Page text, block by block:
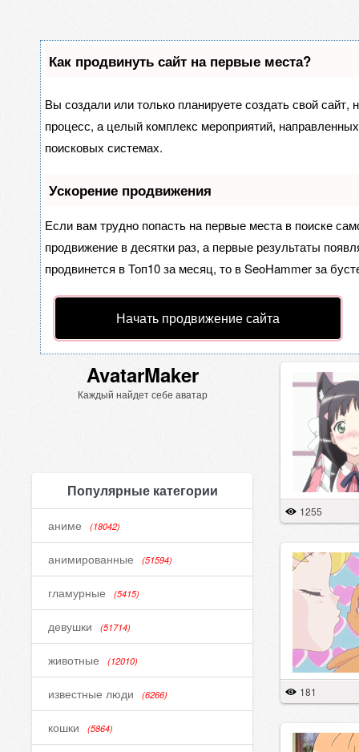
Как продвинуть сайт на первые места?
Вы создали или только планируете создать свой сайт,
процесс, а целый комплекс мероприятий,
поисковых системах.
Ускорение продвижения
Если вам трудно попасть на первые места в поиске
продвижение в десятки раз, а первые результаты
продвинется в Топ10 за месяц, то вSeoHammerза
Начать продвижение сайта
AvatarMaker
Каждый найдет себе аватар
Популярные категории
аниме (18042)
анимированные (51594)
гламурные (5415)
девушки (51714)
животные (12010)
известные люди (6266)
кошки (5864)
1255
181